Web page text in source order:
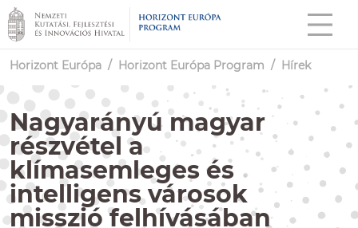
Horizont Európa / Horizont Európa Program / Hírek
Nagyarányú magyar
részvétel a
klímasemleges és
intelligens városok
misszió felhívásában